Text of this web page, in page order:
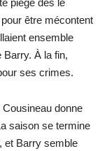
piégé dès le
être mécontent
ensemble
Barry. À la fin,
ses crimes.
donne
saison se termine
et Barry semble